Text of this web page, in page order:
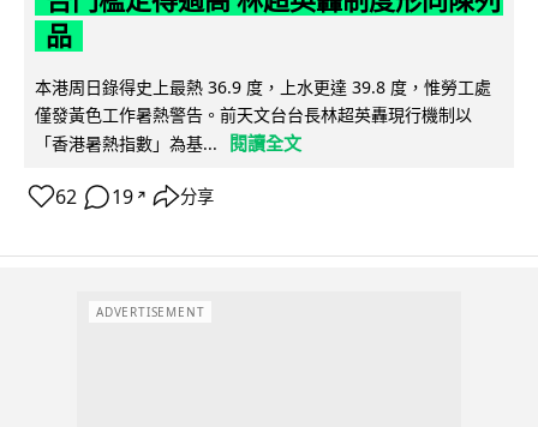
品
本港周日錄得史上最熱 36.9 度，上水更達 39.8 度，惟勞工處
僅發黃色工作暑熱警告。前天文台台長林超英轟現行機制以
「香港暑熱指數」為基...
閱讀全文
62 19 ↗ 分享
ADVERTISEMENT